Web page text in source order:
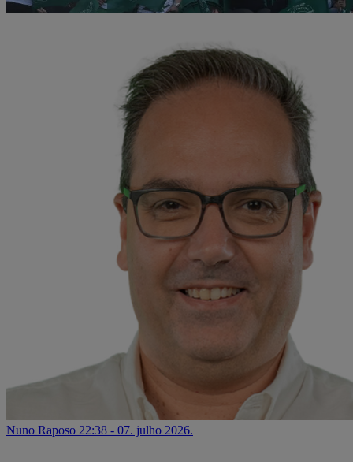
Nuno Raposo 22:38 - 07. julho 2026.